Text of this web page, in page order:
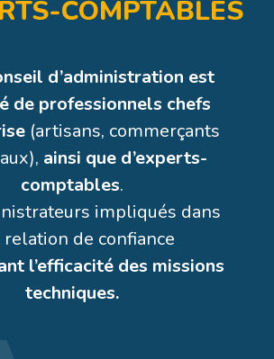
COMPTABLES
d’administration est
de professionnels chefs
(artisans, commerçants
ainsi que d’experts-
comptables.
impliqués dans
relation de confiance
l’efficacité des missions
techniques.
Instituts de beauté
KAPNEO
VENTROUX
Comptable